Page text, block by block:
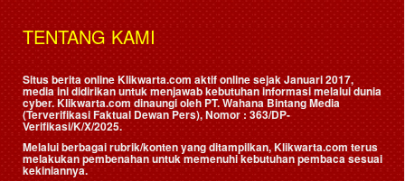
TENTANG KAMI
Situs berita online Klikwarta.com aktif online sejak Januari 2017,
media ini didirikan untuk menjawab kebutuhan informasi melalui dunia
cyber. Klikwarta.com dinaungi oleh PT. Wahana Bintang Media
(Terverifikasi Faktual Dewan Pers), Nomor : 363/DP-
Verifikasi/K/X/2025.
Melalui berbagai rubrik/konten yang ditampilkan, Klikwarta.com terus
melakukan pembenahan untuk memenuhi kebutuhan pembaca sesuai
kekiniannya.